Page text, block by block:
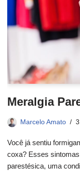
Meralgia
Marcelo Amato
Você já sentiu
coxa? Esses
parestésica, uma